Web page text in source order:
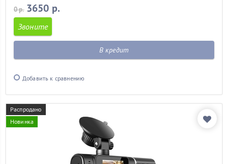
0 р. 3650 р.
Звоните
В кредит
Добавить к сравнению
Распродано
Новинка